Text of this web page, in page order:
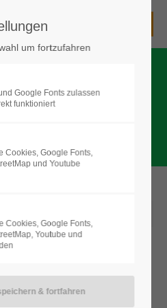
und Gymnasium
gerade auch zwischen den
Schule
SENEFELDER-
um fortzufahren
Google Fonts zulassen
funktioniert
Cookies, Google Fonts,
und Youtube
Cookies, Google Fonts,
Youtube und